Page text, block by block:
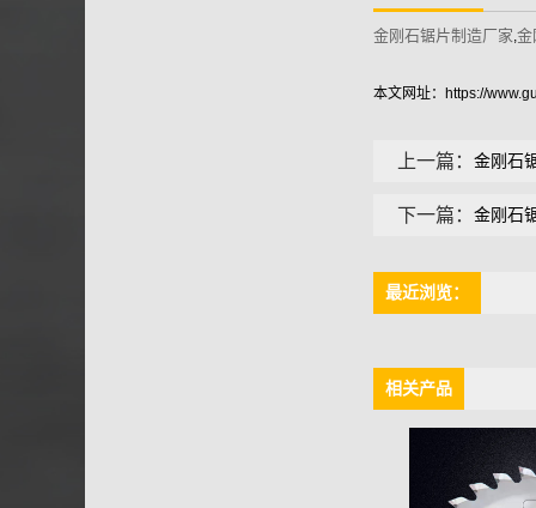
金刚石锯片制造厂家,金
本文网址： https://
上一篇： 金刚石
下一篇： 金刚石
最近浏览：
相关产品